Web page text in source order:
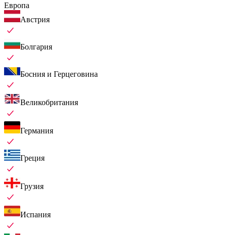
Европа
Австрия
Болгария
Босния и Герцеговина
Великобритания
Германия
Греция
Грузия
Испания